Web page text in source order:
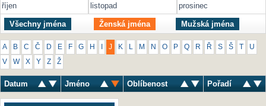
říjen
listopad prosinec
Všechny jména Ženská jména Mužská jména
A B C Č D E F G H J K M N O P Q R Ř S Š U
V W X Y Z Ž
Datum Jméno Oblíbenost Pořadí